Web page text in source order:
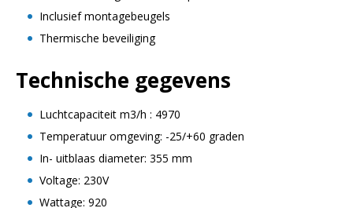
Inclusief montagebeugels
Thermische beveiliging
Technische gegevens
Luchtcapaciteit m3/h : 4970
Temperatuur omgeving: -25/+60 graden
In- uitblaas diameter: 355 mm
Voltage: 230V
Wattage: 920